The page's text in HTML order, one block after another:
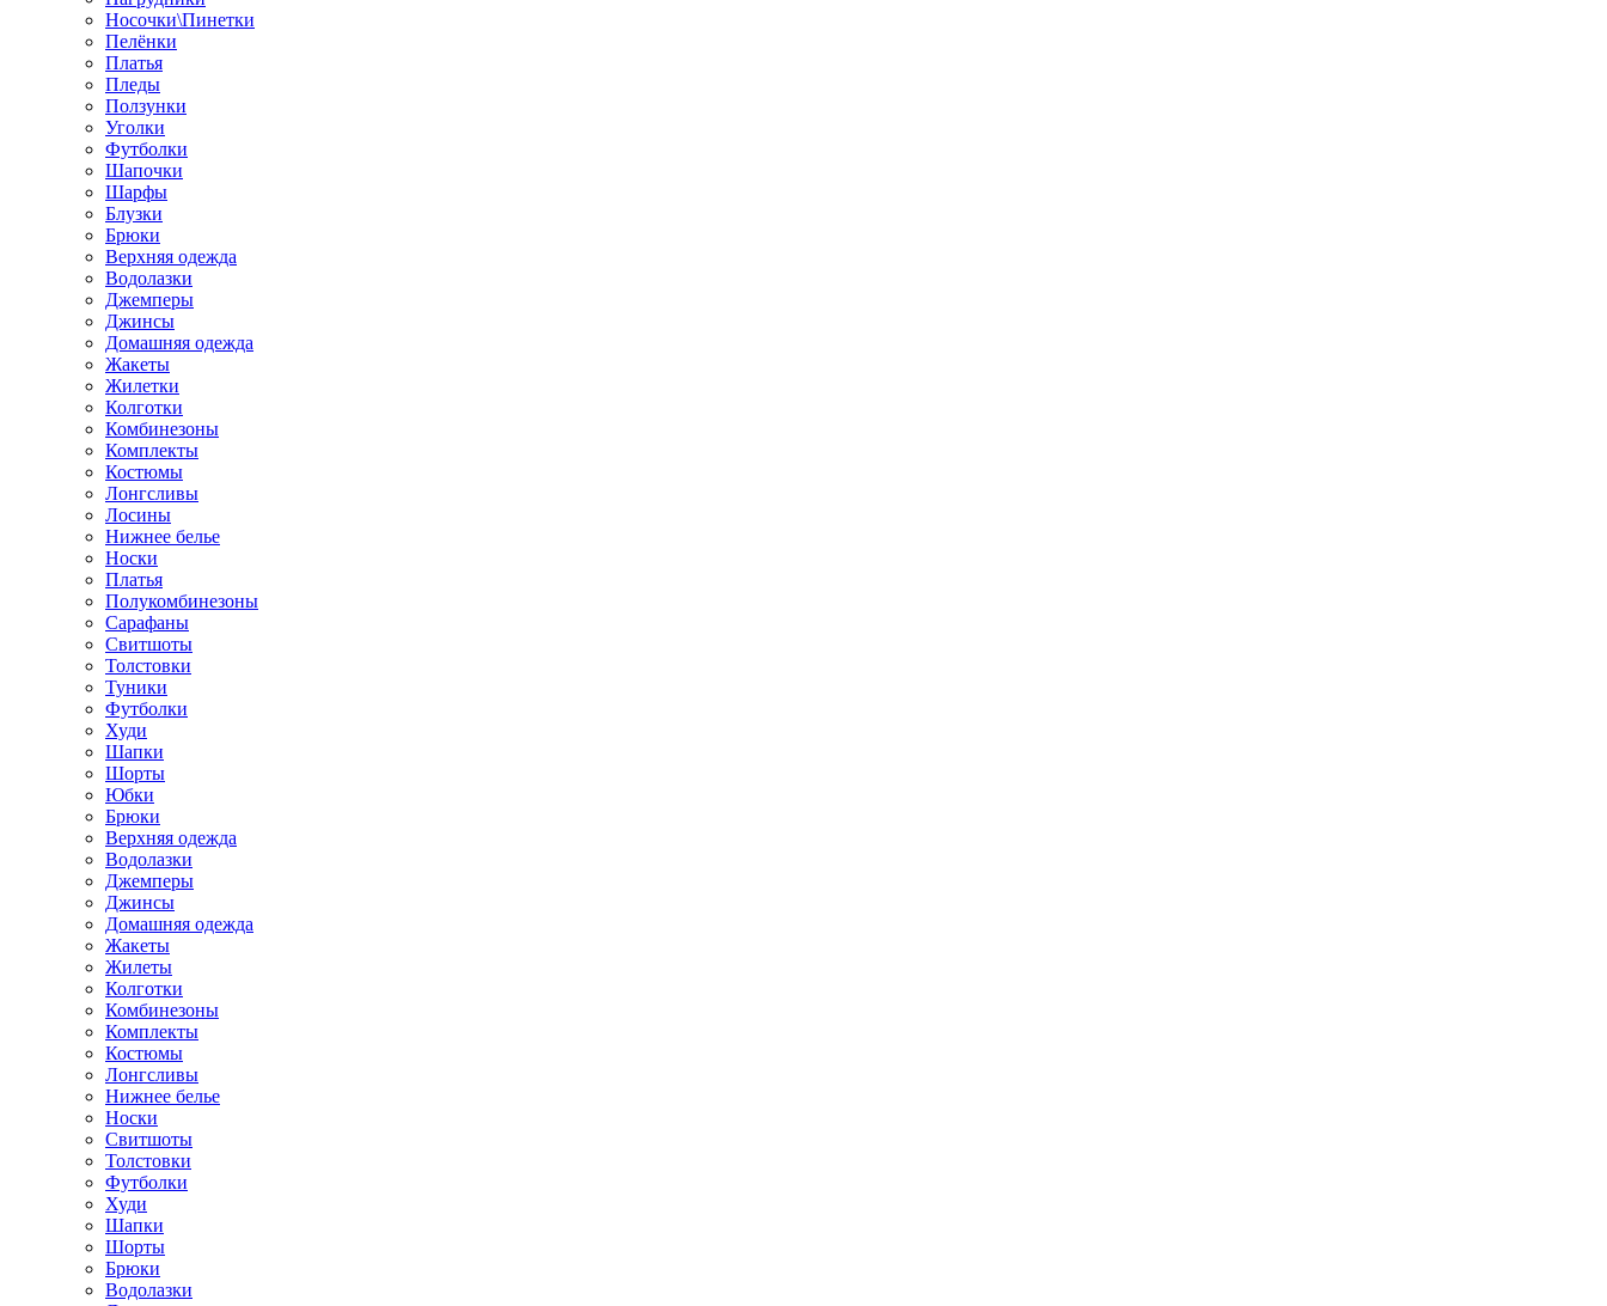
Носочки\Пинетки
Пелёнки
Платья
Пледы
Ползунки
Уголки
Футболки
Шапочки
Шарфы
Блузки
Брюки
Верхняя одежда
Водолазки
Джемперы
Джинсы
Домашняя одежда
Жакеты
Жилетки
Колготки
Комбинезоны
Комплекты
Костюмы
Лонгсливы
Лосины
Нижнее белье
Носки
Платья
Полукомбинезоны
Сарафаны
Свитшоты
Толстовки
Туники
Футболки
Худи
Шапки
Шорты
Юбки
Брюки
Верхняя одежда
Водолазки
Джемперы
Джинсы
Домашняя одежда
Жакеты
Жилеты
Колготки
Комбинезоны
Комплекты
Костюмы
Лонгсливы
Нижнее белье
Носки
Свитшоты
Толстовки
Футболки
Худи
Шапки
Шорты
Брюки
Водолазки